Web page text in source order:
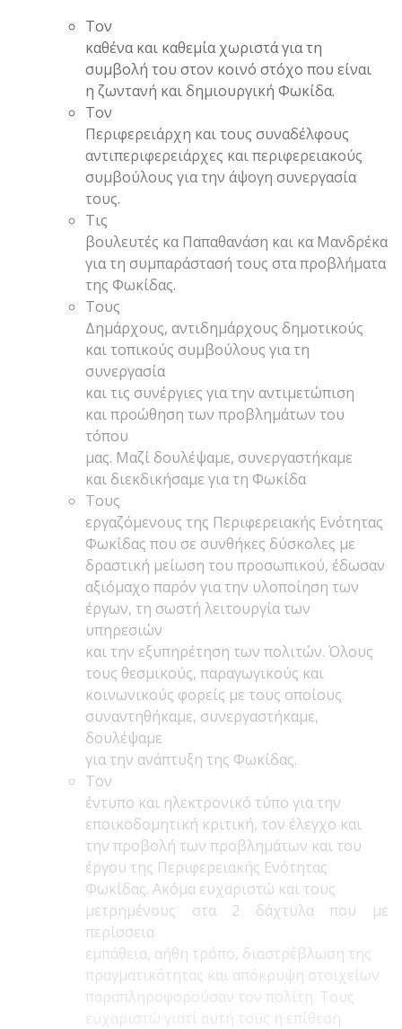
Τον
καθένα και καθεμία χωριστά για τη
συμβολή του στον κοινό στόχο που είναι
η ζωντανή και δημιουργική Φωκίδα.
Τον
Περιφερειάρχη και τους συναδέλφους
αντιπεριφερειάρχες και περιφερειακούς
συμβούλους για την άψογη συνεργασία
τους.
Τις
βουλευτές κα Παπαθανάση και κα Μανδρέκα
για τη συμπαράστασή τους στα προβλήματα
της Φωκίδας.
Τους
Δημάρχους, αντιδημάρχους δημοτικούς
και τοπικούς συμβούλους για τη
συνεργασία
και τις συνέργιες για την αντιμετώπιση
και προώθηση των προβλημάτων του
τόπου
μας. Μαζί δουλέψαμε, συνεργαστήκαμε
και διεκδικήσαμε για τη Φωκίδα
Τους
εργαζόμενους της Περιφερειακής Ενότητας
Φωκίδας που σε συνθήκες δύσκολες με
δραστική μείωση του προσωπικού, έδωσαν
αξιόμαχο παρόν για την υλοποίηση των
έργων, τη σωστή λειτουργία των
υπηρεσιών
και την εξυπηρέτηση των πολιτών. Όλους
τους θεσμικούς, παραγωγικούς και
κοινωνικούς φορείς με τους οποίους
συναντηθήκαμε, συνεργαστήκαμε,
δουλέψαμε
για την ανάπτυξη της Φωκίδας.
Τον
έντυπο και ηλεκτρονικό τύπο για την
εποικοδομητική κριτική, τον έλεγχο και
την προβολή των προβλημάτων και του
έργου της Περιφερειακής Ενότητας
Φωκίδας. Ακόμα ευχαριστώ και τους
μετρημένους στα 2 δάχτυλα που με
περίσσεια
εμπάθεια, αήθη τρόπο, διαστρέβλωση της
πραγματικότητας και απόκρυψη στοιχείων
παραπληροφορούσαν τον πολίτη. Τους
ευχαριστώ γιατί αυτή τους η επίθεση